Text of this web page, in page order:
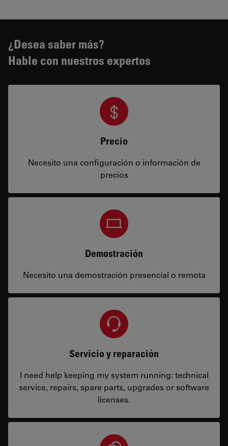
¿Desea saber más?
Hable con nuestros expertos
Precio
Necesito una configuración o información de
precios
Demostración
Necesito una demostración presencial o remota
Servicio y reparación
I need help keeping my system running: technical
service, repairs, spare parts, upgrades or software
licenses.